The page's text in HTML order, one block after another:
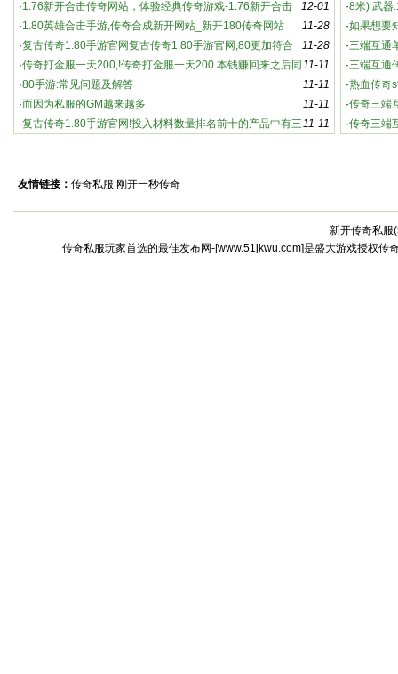
激烈战斗
12-01
·1.76新开合击传奇网站，体验经典传奇游戏-1.76新开合击
传奇网站，重温热血传奇
11-28
·1.80英雄合击手游,传奇合成新开网站_新开180传奇网站
11-28
·复古传奇1.80手游官网复古传奇1.80手游官网,80更加符合
老版
11-11
·传奇打金服一天200,!传奇打金服一天200 本钱赚回来之后同
时还能赚点
11-11
·80手游:常见问题及解答
11-11
·而因为私服的GM越来越多
11-11
·复古传奇1.80手游官网!投入材料数量排名前十的产品中有三
奇sf
·8米) 武器
·如果想要
·三端互通
传
·三端互通
袭
·热血传奇
传奇s
·传奇三端
·传奇三端
友情链接： 传奇私服 刚开一秒传奇
新开传奇私服(
传奇私服玩家首选的最佳发布网-[www.51jkwu.com]是盛大游戏授权传